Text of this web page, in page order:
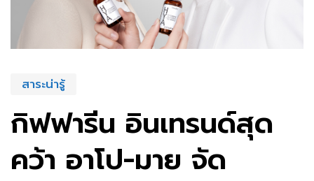
สาระน่ารู้
กิฟฟารีน อินเทรนด์สุด
คว้า อาโป-มาย จัด